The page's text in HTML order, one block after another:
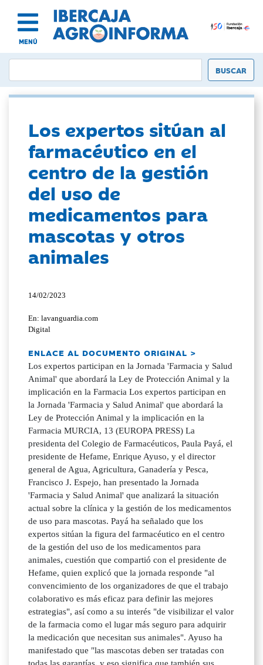
MENÚ
Los expertos sitúan al
farmacéutico en el
centro de la gestión
del uso de
medicamentos para
mascotas y otros
animales
14/02/2023
En: lavanguardia.com
Digital
ENLACE AL DOCUMENTO ORIGINAL >
Los expertos participan en la Jornada 'Farmacia y Salud
Animal' que abordará la Ley de Protección Animal y la
implicación en la Farmacia Los expertos participan en
la Jornada 'Farmacia y Salud Animal' que abordará la
Ley de Protección Animal y la implicación en la
Farmacia MURCIA, 13 (EUROPA PRESS) La
presidenta del Colegio de Farmacéuticos, Paula Payá, el
presidente de Hefame, Enrique Ayuso, y el director
general de Agua, Agricultura, Ganadería y Pesca,
Francisco J. Espejo, han presentado la Jornada
'Farmacia y Salud Animal' que analizará la situación
actual sobre la clínica y la gestión de los medicamentos
de uso para mascotas. Payá ha señalado que los
expertos sitúan la figura del farmacéutico en el centro
de la gestión del uso de los medicamentos para
animales, cuestión que compartió con el presidente de
Hefame, quien explicó que la jornada responde "al
convencimiento de los organizadores de que el trabajo
colaborativo es más eficaz para definir las mejores
estrategias", así como a su interés "de visibilizar el valor
de la farmacia como el lugar más seguro para adquirir
la medicación que necesitan sus animales". Ayuso ha
manifestado que "las mascotas deben ser tratadas con